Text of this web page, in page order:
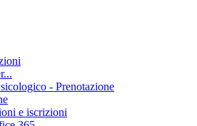
- Prenotazione
e iscrizioni